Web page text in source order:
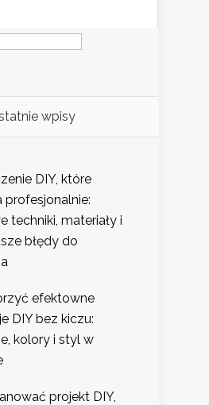
wpisy
DIY, które
profesjonalnie:
techniki, materiały i
błędy do
efektowne
DIY bez kiczu:
kolory i styl w
projekt DIY,